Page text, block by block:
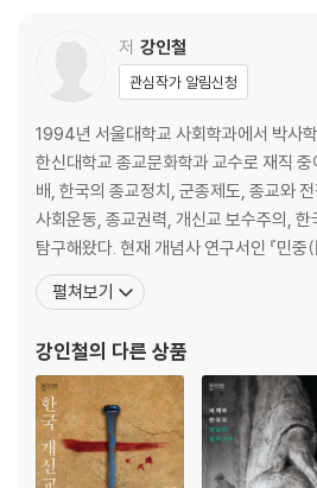
2. 운동의 분화와 전환
제4장 거부자들: 병역에 저항하는 다양한 양
1. 정치적 병역거부자들: 인물과 자료
2. 이끄는 마음: 동기화 요인들
3. 흔들리는 마음: 탈동기화 요인들
《제2부 대체복무제의 갈등적 도입과 시행》
제5장 대체복무제 도입 결정과 좌초, 심화하
2. 정권교체와 대체복무제 도입 계획 백지화
3. 국제사회의 거세지는 압력, 한국 정부의
제6장 반전反轉: 2018~2019년 대체복무
1. 하급심 판사들의 반란과 헌법재판소ㆍ
저 강인철
관심작가 알림신청
1994년 서울대학교 사회학과에서 박사
한신대학교 종교문화학과 교수로 재직
배, 한국의 종교정치, 군종제도, 종교와
사회운동, 종교권력, 개신교 보수주의,
탐구해왔다. 현재 개념사 연구서인 『민
민성 형성과 종교의 관계에 관한 연구를 계획하고
『5·18 광주 커뮤니타스』를 포함하여 지
민종교의 탄생』, 『경합하는 시민
펼쳐보기
강인철의 다른 상품